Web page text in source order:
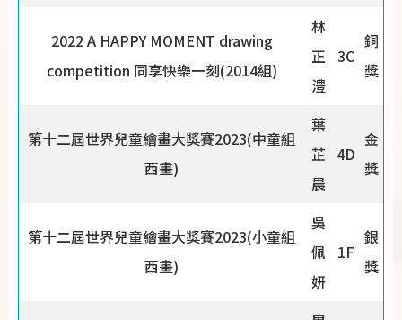
2022 A HAPPY MOMENT drawing
competition 同享快樂一刻(2014組)
林
正
澧
3C
銅
獎
第十二屆世界兒童繪畫大獎賽2023(中童組
西畫)
葉
芷
晨
4D
金
獎
第十二屆世界兒童繪畫大獎賽2023(小童組
西畫)
吳
佩
妍
1F
銀
獎